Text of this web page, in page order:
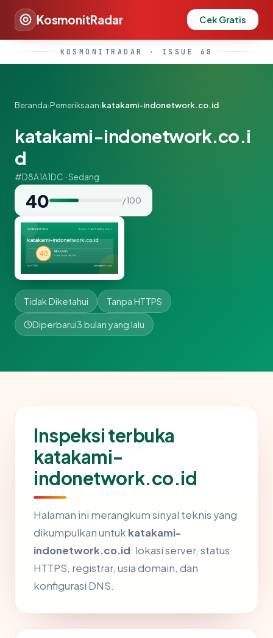
KosmonitRadar Cek Gratis
KOSMONITRADAR · ISSUE 68
Beranda›Pemeriksaan›katakami-indonetwork.co.id
katakami-indonetwork.co.i
d
#D8A1A1DC · Sedang
40 / 100
Tidak Diketahui Tanpa HTTPS
Diperbarui3 bulan yang lalu
Inspeksi terbuka
katakami-
indonetwork.co.id
Halaman ini merangkum sinyal teknis yang
dikumpulkan untuk katakami-
indonetwork.co.id: lokasi server, status
HTTPS, registrar, usia domain, dan
konfigurasi DNS.